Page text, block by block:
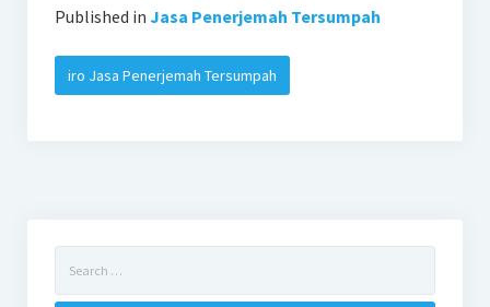
Published in Jasa Penerjemah Tersumpah
iro Jasa Penerjemah Tersumpah
for: